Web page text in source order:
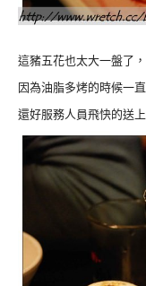
這豬五花也太大一盤了
因為油脂多烤的時候一直
還好服務人員飛快的送